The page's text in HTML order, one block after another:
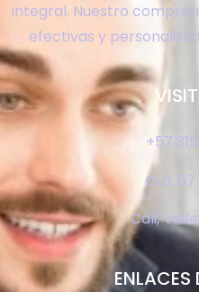
integral. Nuestro
efectivas y
+57
Cra. 67
Cali,
ENLACES